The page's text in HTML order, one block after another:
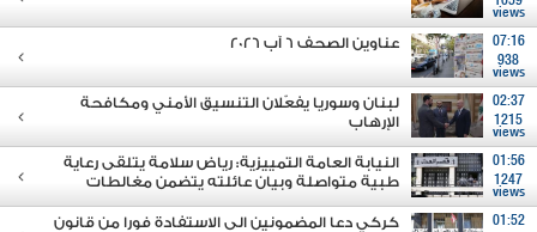
views
07:16
938
views
عناوين الصحف 6 آب 2026
02:37
1215
views
لبنان وسوريا يفعّلان التنسيق الأمني ومكافحة
الإرهاب
01:56
1247
views
النيابة العامة التمييزية: رياض سلامة يتلقى رعاية
طبية متواصلة وبيان عائلته يتضمن مغالطات
01:52
كركي دعا المضمونين الى الاستفادة فورا من قانون